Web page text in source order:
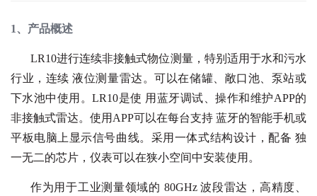
1、产品概述
LR10进行连续非接触式物位测量，特别适用于水和污水
行业，连续 液位测量雷达。可以在储罐、敞口池、泵站或
下水池中使用。LR10是使 用蓝牙调试、操作和维护APP的
非接触式雷达。使用APP可以在每台支持 蓝牙的智能手机或
平板电脑上显示信号曲线。采用一体式结构设计，配备 独
一无二的芯片，仪表可以在狭小空间中安装使用。
作为用于工业测量领域的 80GHz 波段雷达，高精度、